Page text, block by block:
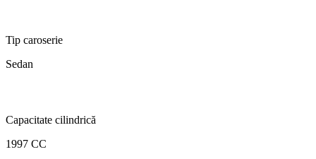
Tip caroserie
Sedan
Capacitate cilindrică
1997 CC